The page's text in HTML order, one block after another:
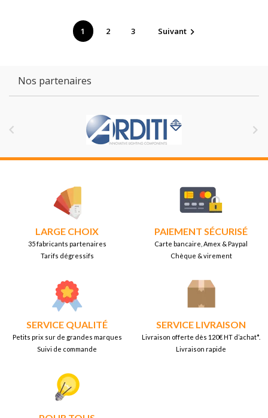
1 2 3 Suivant
Nos partenaires
 
LARGE CHOIX
35 fabricants partenaires
Tarifs dégressifs
PAIEMENT SÉCURISÉ
Carte bancaire, Amex & Paypal
Chèque & virement
SERVICE QUALITÉ
Petits prix sur de grandes marques
Suivi de commande
SERVICE LIVRAISON
Livraison offerte dès 120€ HT d’achat*.
Livraison rapide